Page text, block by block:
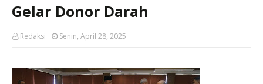
Gelar Donor Darah
Redaksi Senin, April 28, 2025